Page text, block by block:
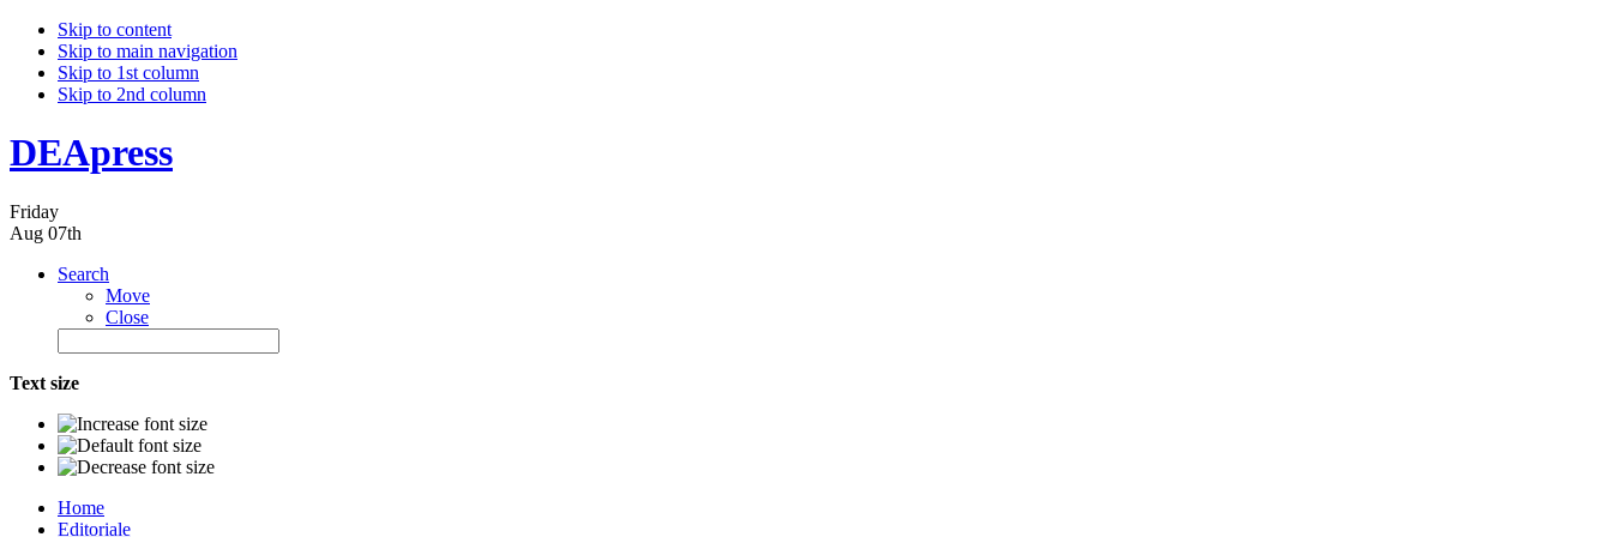
Skip to content
Skip to main navigation
Skip to 1st column
Skip to 2nd column
DEApress
Friday
Aug 07th
Search
Move
Close
Text size
Home
Editoriale